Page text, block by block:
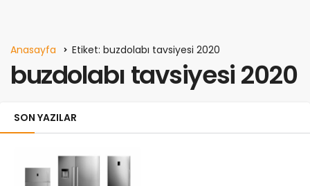
Anasayfa Etiket: buzdolabı tavsiyesi 2020
buzdolabı tavsiyesi 2020
SON YAZILAR